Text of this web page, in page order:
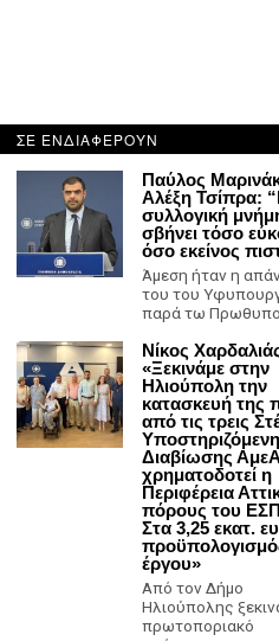
Επικοινωνία Πολιτική
Πολιτική προστασίας
Δήλωση συμμόρφωσης -
ΣΕ ΕΝΔΙΑΦΕΡΟΥΝ
Παύλος
Αλέξη Τσίπρα:
συλλογική
σβήνει τόσο
όσο εκείνος
Άμεση ήταν η
του του
παρά τω
Νίκος
«Ξεκινάμε στην
Ηλιούπολη την
κατασκευή της
από τις τρεις
Διαβίωσης
χρηματοδοτεί η
Περιφέρεια
πόρους του
Στα 3,25 εκατ.
έργου»
Από τον Δήμο
Ηλιούπολης
πρωτοποριακό